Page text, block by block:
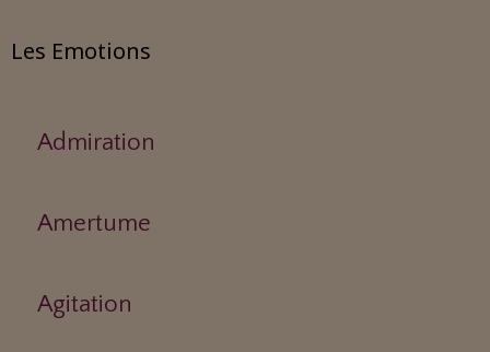
Les Emotions
Admiration
Amertume
Agitation